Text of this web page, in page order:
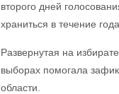
второго дней
храниться в течение года.
Развернутая на
выборах помогала
области.